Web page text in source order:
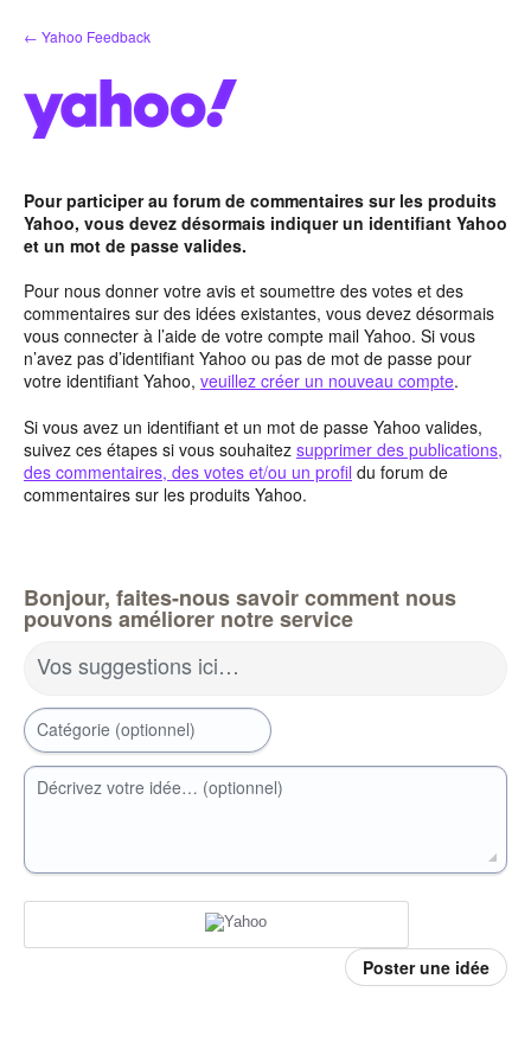
Aller
au
← Yahoo Feedback
Pour participer au forum de commentaires sur les produits
Yahoo, vous devez désormais indiquer un identifiant Yahoo
et un mot de passe valides.
Pour nous donner votre avis et soumettre des votes et des
commentaires sur des idées existantes, vous devez désormais
vous connecter à l’aide de votre compte mail Yahoo. Si vous
n’avez pas d’identifiant Yahoo ou pas de mot de passe pour
votre identifiant Yahoo, veuillez créer un nouveau compte.
Si vous avez un identifiant et un mot de passe Yahoo valides,
suivez ces étapes si vous souhaitez supprimer des publications,
des commentaires, des votes et/ou un profil du forum de
commentaires sur les produits Yahoo.
Bonjour, faites-nous savoir comment nous
pouvons améliorer notre service
Vos suggestions ici…
Catégorie (optionnel)
Décrivez votre idée… (optionnel)
Poster une idée